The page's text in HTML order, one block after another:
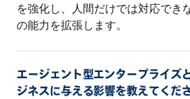
を強化し、人間だけでは対応でき
の能力を拡張します。
エージェント型エンタープライズ
ジネスに与える影響を教えてくださ